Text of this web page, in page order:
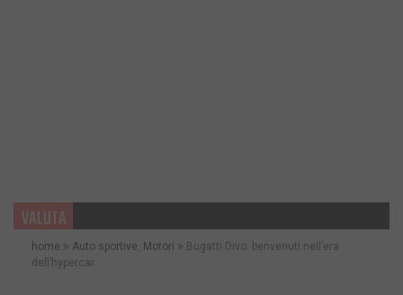
VALUTA
home Auto sportive, Motori
Bugatti Divo: benvenuti nell’era
dell’hypercar